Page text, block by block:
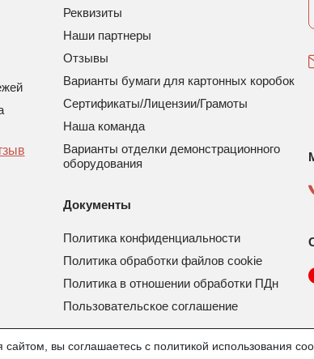
Реквизиты
Наши партнеры
Отзывы
Варианты бумаги для картонных коробок
Сертификаты/Лицензии/Грамоты
Наша команда
Варианты отделки демонстрационного
оборудования
Документы
Политика конфиденциальности
Политика обработки файлов cookie
Политика в отношении обработки ПДн
Пользовательское соглашение
вы соглашаетесь с политикой использования